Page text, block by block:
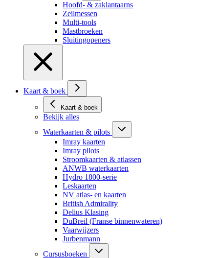
Hoofd- & zaklantaarns
Zeilmessen
Multi-tools
Mastbroeken
Sluitingopeners
Kaart & boek
Kaart & boek
Bekijk alles
Waterkaarten & pilots
Imray kaarten
Imray pilots
Stroomkaarten & atlassen
ANWB waterkaarten
Hydro 1800-serie
Leskaarten
NV atlas- en kaarten
British Admirality
Delius Klasing
DuBreil (Franse binnenwateren)
Vaarwijzers
Jurbenmann
Cursusboeken